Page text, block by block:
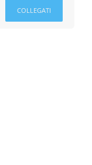
COLLEGATI